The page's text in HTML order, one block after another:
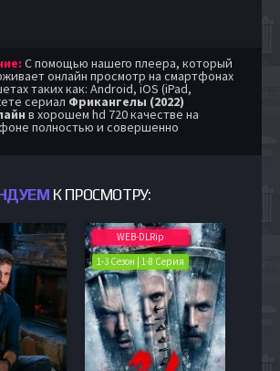
С помощью нашего плеера, который
онлайн просмотр на смартфонах
таких как: Android, iOS (iPad,
сериал Фрикангелы (2022)
в хорошем hd 720 качестве на
полностью и совершенно
К ПРОСМОТРУ:
WEB-DLRip
1-3 Сезон | 1-8 Серия